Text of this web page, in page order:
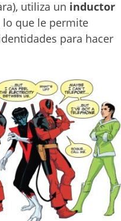
utiliza un inductor
lo que le permite
para hacer